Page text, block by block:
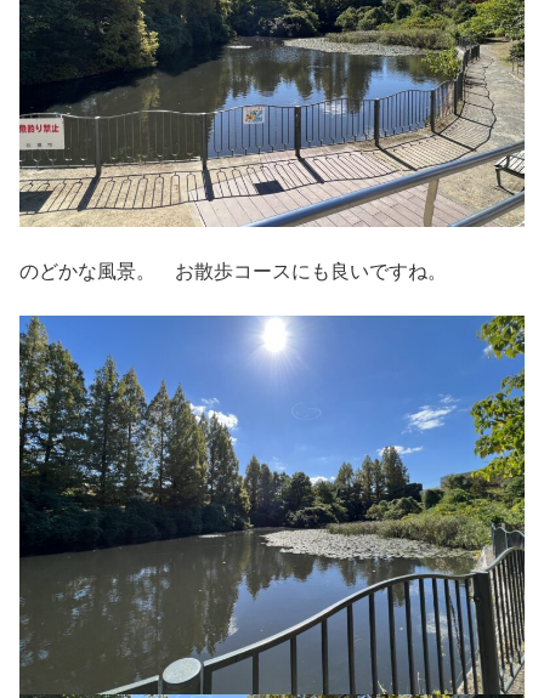
のどかな風景。 お散歩コースにも良いですね。